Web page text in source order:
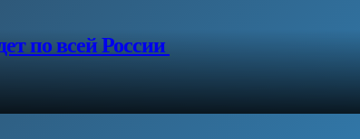
по всей России